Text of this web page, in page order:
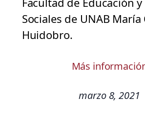
Sociales de UNAB María
Huidobro.
Más
marzo 8, 2021